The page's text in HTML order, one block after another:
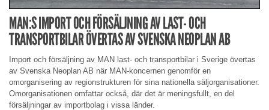
MAN:S IMPORT OCH FÖRSÄLJNING AV LAST- OCH
TRANSPORTBILAR ÖVERTAS AV SVENSKA NEOPLAN AB
Import och försäljning av MAN last- och transportbilar i Sverige övertas
av Svenska Neoplan AB när MAN-koncernen genomför en
omorganisering av regionstrukturen för sina nationella säljorganisationer.
Omorganisationen omfattar också, där det är meningsfullt, en del
försäljningar av importbolag i vissa länder.